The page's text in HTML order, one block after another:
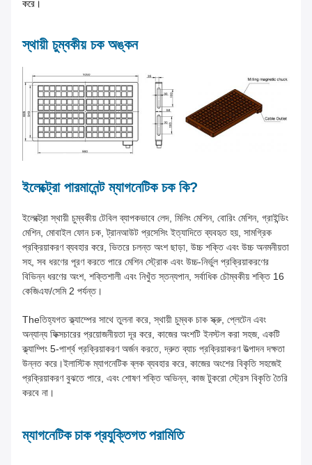
করে।
স্থায়ী চুম্বকীয় চক অঙ্কন
ইলেক্ট্রো পারমানেন্ট ম্যাগনেটিক চক কি?
ইলেক্ট্রো স্থায়ী চুম্বকীয় টেবিল ব্যাপকভাবে লেদ, মিলিং মেশিন, বোরিং মেশিন, গ্রাইন্ডিং
মেশিন, মোবাইল ফোন চক, ট্রানআউট প্রসেসিং ইত্যাদিতে ব্যবহৃত হয়, সামগ্রিক
প্রক্রিয়াকরণ ব্যবহার করে, ভিতরে চলন্ত অংশ ছাড়া, উচ্চ শক্তি এবং উচ্চ অনমনীয়তা
সহ, সব ধরণের পূরণ করতে পারে মেশিন স্ট্রোক এবং উচ্চ-নির্ভুল প্রক্রিয়াকরণের
বিভিন্ন ধরণের অংশ, শক্তিশালী এবং নিখুঁত স্তন্যপান, সর্বাধিক চৌম্বকীয় শক্তি 16
কেজিএফ/সেমি 2 পর্যন্ত।
Theতিহ্যগত ক্ল্যাম্পের সাথে তুলনা করে, স্থায়ী চুম্বক চাক স্ক্রু, প্লেটেন এবং
অন্যান্য ফিক্সচারের প্রয়োজনীয়তা দূর করে, কাজের অংশটি ইনস্টল করা সহজ, একটি
ক্ল্যাম্পিং 5-পার্শ্ব প্রক্রিয়াকরণ অর্জন করতে, দ্রুত ব্যাচ প্রক্রিয়াকরণ উত্পাদন দক্ষতা
উন্নত করে।ইলাস্টিক ম্যাগনেটিক ব্লক ব্যবহার করে, কাজের অংশের বিকৃতি সহজেই
প্রক্রিয়াকরণ বুঝতে পারে, এবং শোষণ শক্তি অভিন্ন, কাজ টুকরো স্ট্রেস বিকৃতি তৈরি
করবে না।
ম্যাগনেটিক চাক প্রযুক্তিগত পরামিতি